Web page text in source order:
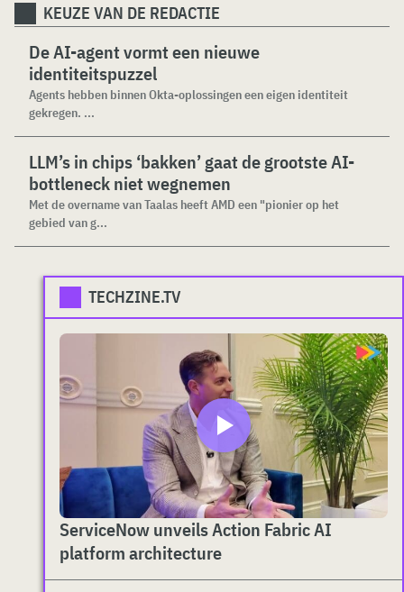
KEUZE VAN DE REDACTIE
De AI-agent vormt een nieuwe
identiteitspuzzel
Agents hebben binnen Okta-oplossingen een eigen identiteit
gekregen. ...
LLM’s in chips ‘bakken’ gaat de grootste AI-
bottleneck niet wegnemen
Met de overname van Taalas heeft AMD een "pionier op het
gebied van g...
TECHZINE.TV
ServiceNow unveils Action Fabric AI
platform architecture